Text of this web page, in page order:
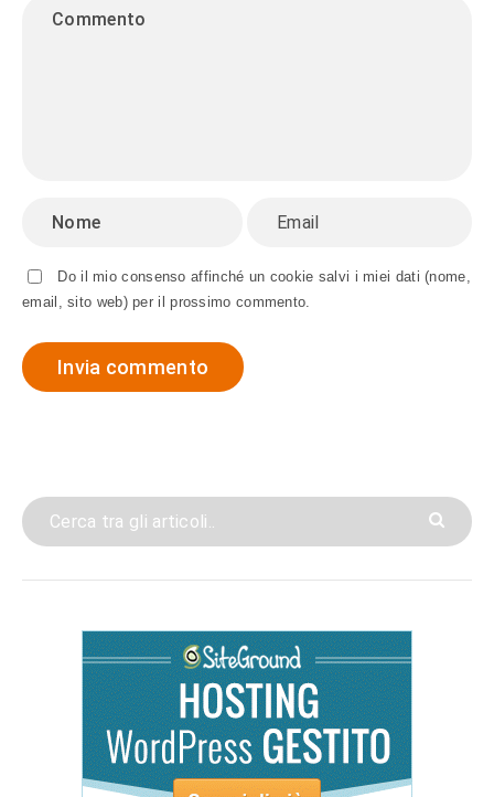
Do il mio consenso affinché un cookie salvi i miei dati (nome,
email, sito web) per il prossimo commento.